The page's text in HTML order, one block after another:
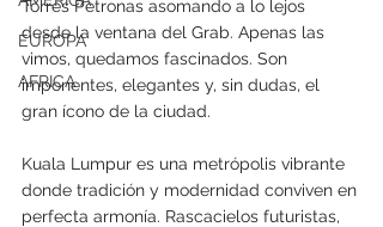
EUROPA
AFRICA
Torres Petronas asomando a lo lejos
desde la ventana del Grab. Apenas las
vimos, quedamos fascinados. Son
imponentes, elegantes y, sin dudas, el
gran ícono de la ciudad.
Kuala Lumpur es una metrópolis vibrante
donde tradición y modernidad conviven en
perfecta armonía. Rascacielos futuristas,